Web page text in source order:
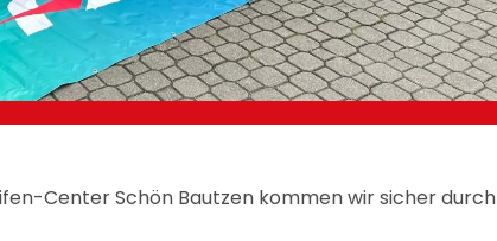
Center Schön Bautzen kommen wir sicher durch